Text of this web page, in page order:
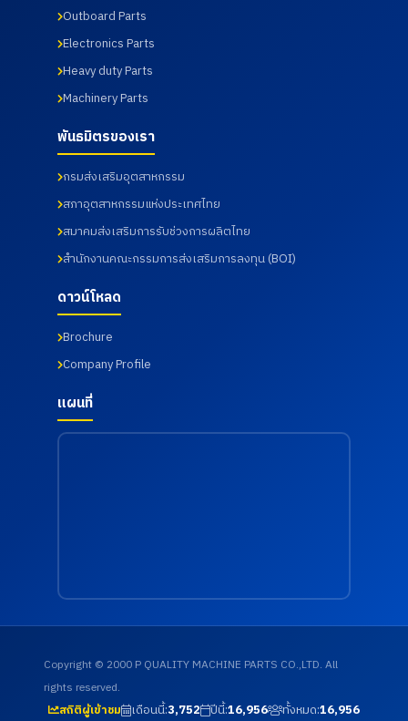
Outboard Parts
Electronics Parts
Heavy duty Parts
Machinery Parts
พันธมิตรของเรา
กรมส่งเสริมอุตสาหกรรม
สภาอุตสาหกรรมแห่งประเทศไทย
สมาคมส่งเสริมการรับช่วงการผลิตไทย
สำนักงานคณะกรรมการส่งเสริมการลงทุน (BOI)
ดาวน์โหลด
Brochure
Company Profile
แผนที่
Copyright © 2000 P QUALITY MACHINE PARTS CO.,LTD. All
rights reserved.
สถิติผู้เข้าชม
เดือนนี้:3,752 ปีนี้:16,956 ทั้งหมด:16,956